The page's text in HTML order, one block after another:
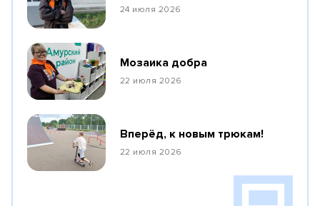
24 июля 2026
Мозаика добра
22 июля 2026
Вперёд, к новым трюкам!
22 июля 2026